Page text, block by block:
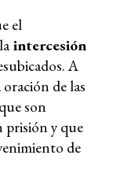
el
intercesión
A
de las
son
prisión y que
de